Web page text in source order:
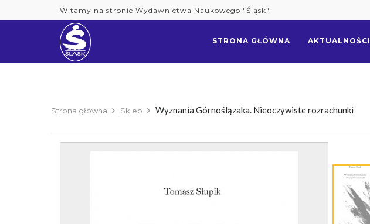
to
Witamy na stronie Wydawnictwa Naukowego "Śląsk"
STRONA GŁÓWNA AKTUALNOŚCI
Strona główna Sklep Wyznania Górnoślązaka. Nieoczywiste rozrachunki